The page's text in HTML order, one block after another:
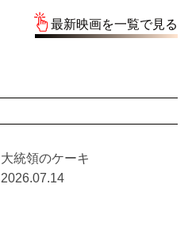
最新映画を一覧で見る
大統領のケーキ
2026.07.14